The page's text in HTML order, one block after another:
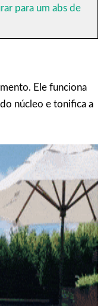
para um abs de
Ele funciona
núcleo e tonifica a